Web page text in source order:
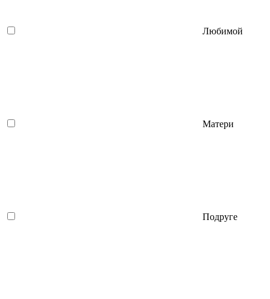
Любимой
Матери
Подруге